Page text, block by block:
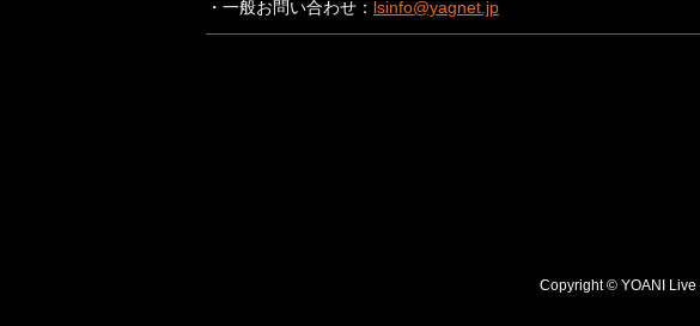
・一般お問い合わせ： lsinfo@yagnet.jp
Copyright © YOANI